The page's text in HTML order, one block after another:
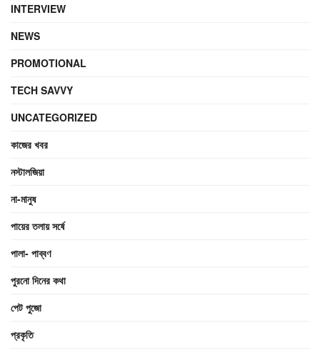
INTERVIEW
NEWS
PROMOTIONAL
TECH SAVVY
UNCATEGORIZED
কাজের খবর
নস্টালজিয়া
না-মানুষ
পায়ের তলায় সর্ষে
পালা- পাব্বণ
পুরনো দিনের কথা
পেট পুজো
প্রকৃতি